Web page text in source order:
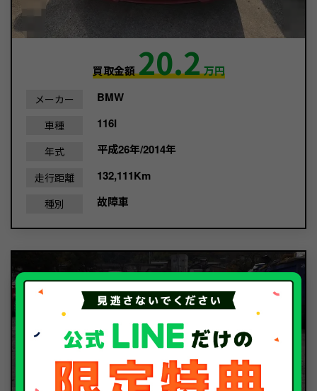
買取金額20.2万円
メーカー BMW
車種 116I
年式 平成26年/2014年
走行距離 132,111Km
種別 故障車